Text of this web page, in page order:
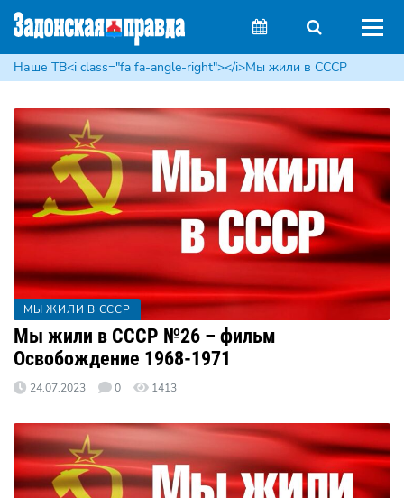
Наше ТВ<i class="fa fa-angle-right"></i>Мы жили в СССР
МЫ ЖИЛИ В СССР
Мы жили в СССР №26 – фильм
Освобождение 1968-1971
24.07.2023 0 1413